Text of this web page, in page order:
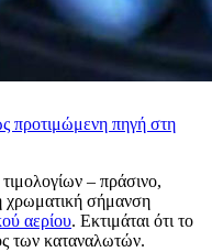
προτιμώμενη πηγή στη
– πράσινο,
χρωματική σήμανση
αερίου. Εκτιμάται ότι το
των καταναλωτών.